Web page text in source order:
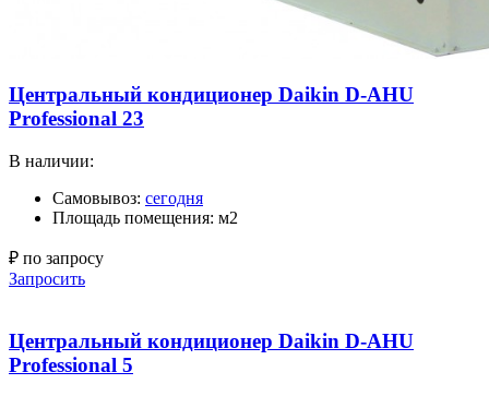
Центральный кондиционер Daikin D-AHU
Professional 23
В наличии:
Самовывоз: сегодня
Площадь помещения: м2
₽ по запросу
Запросить
Центральный кондиционер Daikin D-AHU
Professional 5